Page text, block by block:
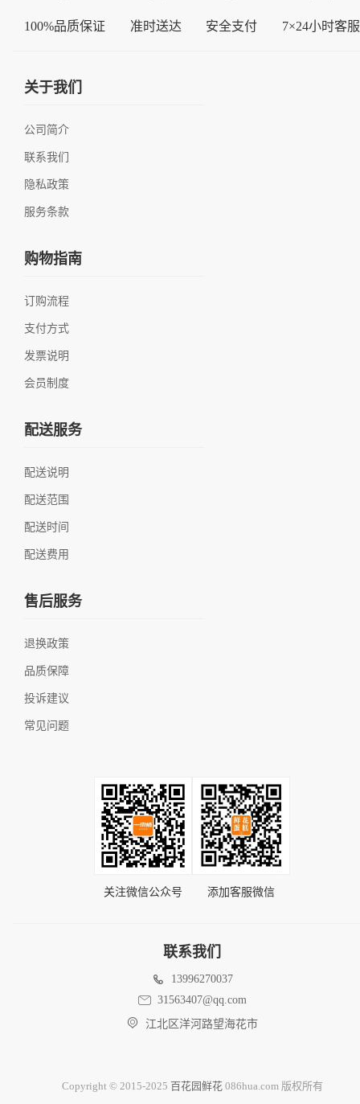
100%品质保证 准时送达 安全支付 7×24小时客服
关于我们
公司简介
联系我们
隐私政策
服务条款
购物指南
订购流程
支付方式
发票说明
会员制度
配送服务
配送说明
配送范围
配送时间
配送费用
售后服务
退换政策
品质保障
投诉建议
常见问题
关注微信公众号 添加客服微信
联系我们
13996270037
31563407@qq.com
江北区洋河路望海花市
Copyright © 2015-2025 百花园鲜花086hua.com 版权所有